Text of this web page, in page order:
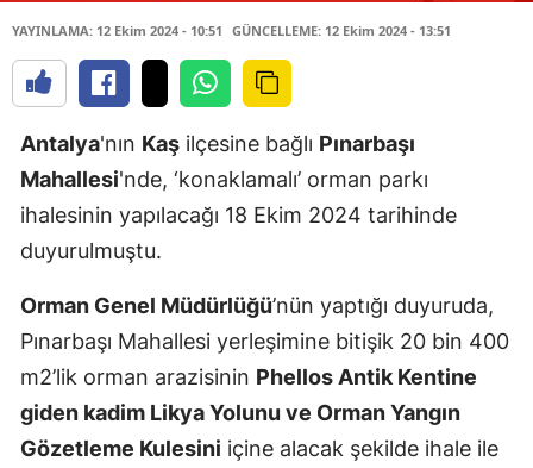
YAYINLAMA: 12 Ekim 2024 - 10:51 GÜNCELLEME: 12 Ekim 2024 - 13:51
Antalya'nın Kaş ilçesine bağlı Pınarbaşı
Mahallesi'nde, ‘konaklamalı’ orman parkı
ihalesinin yapılacağı 18 Ekim 2024 tarihinde
duyurulmuştu.
Orman Genel Müdürlüğü’nün yaptığı duyuruda,
Pınarbaşı Mahallesi yerleşimine bitişik 20 bin 400
m2’lik orman arazisinin Phellos Antik Kentine
giden kadim Likya Yolunu ve Orman Yangın
Gözetleme Kulesini içine alacak şekilde ihale ile